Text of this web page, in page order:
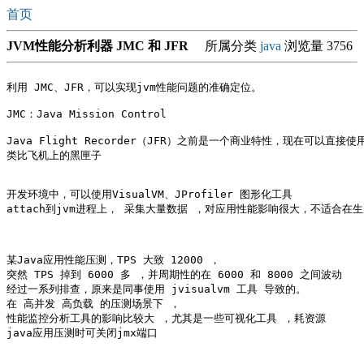
首页
JVM性能分析利器 JMC 和 JFR 所属分类 java 浏览量 3756
利用 JMC、JFR，可以实现jvm性能问题的准确定位。
JMC：Java Mission Control
Java Flight Recorder（JFR）之前是一个商业特性，现在可以直接使
类比飞机上的黑匣子
开发环境中，可以使用VisualVM、JProfiler 图形化工具
attach到jvm进程上， 采集大量数据 ，对应用性能影响很大，不适合在
某Java应用性能压测，TPS 大致 12000 ，
突然 TPS 掉到 6000 多 ，并周期性的在 6000 和 8000 之间波动
经过一系列排查，原来是同事使用 jvisualvm 工具 导致的。
在 高并发 高负载 的压测场景下 ，
性能监控分析工具的影响比较大 ，尤其是一些可视化工具 ，耗资源
java应用压测时可关闭jmx端口